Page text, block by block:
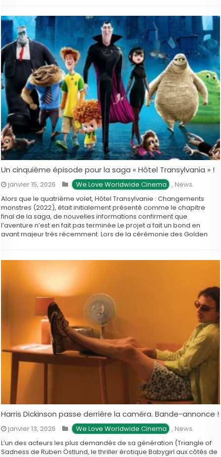
Un cinquième épisode pour la saga « Hôtel Transylvania » !
janvier 15, 2026 We Love Worldwide Cinema , News
Alors que le quatrième volet, Hôtel Transylvanie : Changements
monstres (2022), était initialement présenté comme le chapitre
final de la saga, de nouvelles informations confirment que
l’aventure n’est en fait pas terminée Le projet a fait un bond en
avant majeur très récemment. Lors de la cérémonie des Golden
Harris Dickinson passe derrière la caméra. Bande-annonce !
janvier 13, 2026 We Love Worldwide Cinema , News
L’un des acteurs les plus demandés de sa génération (Triangle of
Sadness de Ruben Östlund, le thriller érotique Babygirl aux côtés de